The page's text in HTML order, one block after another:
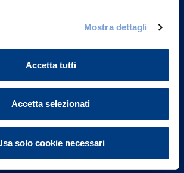
Mostra dettagli
Accetta tutti
Accetta selezionati
solo cookie necessari